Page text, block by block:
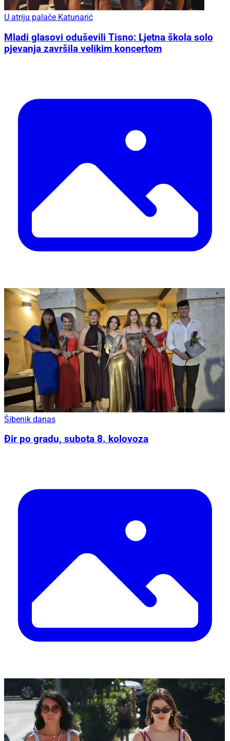
U atriju palače Katunarić
Mladi glasovi oduševili Tisno: Ljetna škola solo
pjevanja završila velikim koncertom
Šibenik danas
Đir po gradu, subota 8. kolovoza